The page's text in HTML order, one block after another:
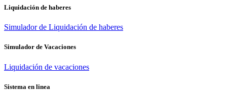
Liquidación de haberes
Simulador de Liquidación de haberes
Simulador de Vacaciones
Liquidación de vacaciones
Sistema en linea